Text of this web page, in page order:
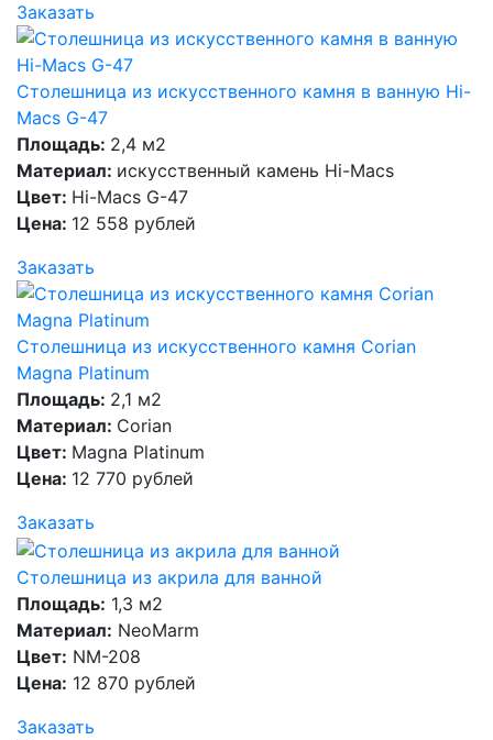
Заказать
Столешница из искусственного камня в ванную Hi-
Macs G-47
Площадь: 2,4 м2
Материал: искусственный камень Hi-Macs
Цвет: Hi-Macs G-47
Цена: 12 558 рублей
Заказать
Столешница из искусственного камня Corian
Magna Platinum
Площадь: 2,1 м2
Материал: Corian
Цвет: Magna Platinum
Цена: 12 770 рублей
Заказать
Столешница из акрила для ванной
Площадь: 1,3 м2
Материал: NeoMarm
Цвет: NM-208
Цена: 12 870 рублей
Заказать